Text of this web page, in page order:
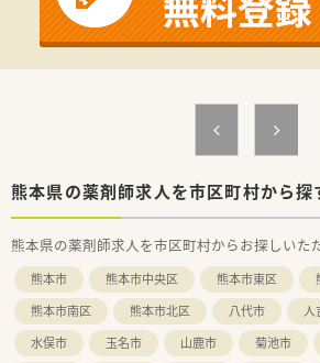
＜こんな方にもおすすめ＞
■しっかりとした教育体制のもとで薬
きたい方
熊本県の薬剤師求人を市区町村から探
熊本県の薬剤師求人を市区町村からお探しいた
熊本市 熊本市中央区 熊本市東区
熊本市南区
熊本市北区 八代市 人
水俣市
玉名市 山鹿市 菊池市